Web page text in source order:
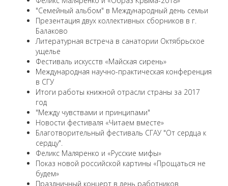
"Семейный альбом" в Международный день семьи
Презентация двух коллективных сборников в г.
Балаково
Литературная встреча в санатории Октябрьское
ущелье
Фестиваль искусств «Майская сирень»
Международная научно-практическая конференция
в СГУ
Итоги работы книжной отрасли страны за 2017
год
"Между чувствами и принципами"
Новости фестиваля «Читаем вместе»
Благотворительный фестиваль СГАУ "От сердца к
сердцу".
Феликс Маляренко и «Русские мифы»
Показ новой российской картины «Прощаться не
будем»
Праздничный концерт в день работников